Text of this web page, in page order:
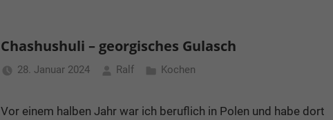
Chashushuli – georgisches Gulasch
28. Januar 2024 Ralf Kochen
Vor einem halben Jahr war ich beruflich in Polen und habe dort